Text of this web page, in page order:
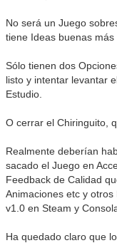
No será un Juego
tiene Ideas buenas
Sólo tienen dos
listo y intentar levantar
Estudio.
O cerrar el Chiringuito,
Realmente deberían
sacado el Juego en
Feedback de Calidad
Animaciones etc y
v1.0 en Steam y
Ha quedado claro que